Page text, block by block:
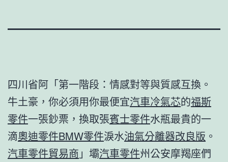
四川省阿「第一階段：情感對等與質感互換。
牛土豪，你必須用你最便宜汽車冷氣芯的福斯
零件一張鈔票，換取張賓士零件水瓶最貴的一
滴奧迪零件BMW零件淚水油氣分離器改良版 。
汽車零件貿易商 」壩汽車零件州公安摩羯座們